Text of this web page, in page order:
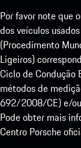
Por favor note que
dos veículos
(Procedimento
Ligeiros)
Ciclo de Condução
métodos de
692/2008/CE) e/
Pode obter mais
Centro Porsche